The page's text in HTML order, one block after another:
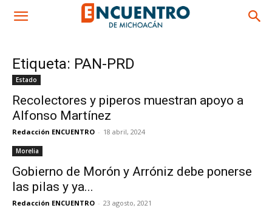
Etiqueta: PAN-PRD
Estado
Recolectores y piperos muestran apoyo a
Alfonso Martínez
Redacción ENCUENTRO - 18 abril, 2024
Morelia
Gobierno de Morón y Arróniz debe ponerse
las pilas y ya...
Redacción ENCUENTRO - 23 agosto, 2021